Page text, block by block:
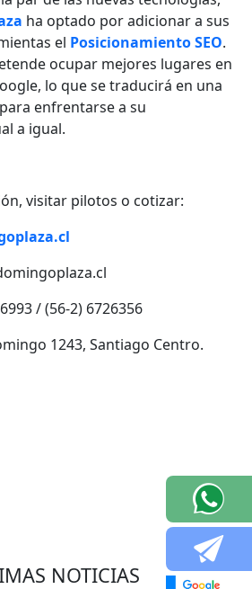
ha optado por adicionar a sus
el Posicionamiento SEO.
ocupar mejores lugares en
lo que se traducirá en una
enfrentarse a su
a igual.
visitar pilotos o cotizar:
/ (56-2) 6726356
1243, Santiago Centro.
NOTICIAS